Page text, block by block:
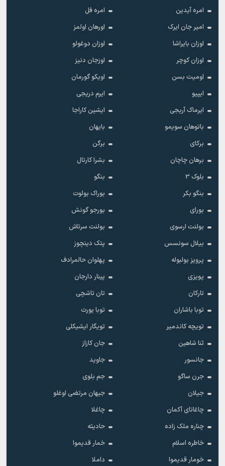
امره آیدین
امره فل
امیر جان ایرک
اورهان اولمز
اوزان بایراشا
اوزان دوغولو
اوزان کوچر
اوزجان دنیز
اومیت بسن
اویکو گورمان
ایپیو
ایرم دریجی
ایرماک آریجی
ایشین کاراجا
باتوهان سویمو
بایهان
برکای
برگن
برهان چاچان
بشرا کارتال
بلوک 3
بنگو
بنگو بکر
بوراک بولوت
بورای
بورجو گونش
بولنت ارسوی
بولنت سرتاش
بیلال سونسس
پتک دینچوز
پرویز بولبوله
پهلوان حالمرادف
پویزی
پینار دارجان
تارکان
تان تاشچی
توبا باشاران
توبا یورت
تویچه کاندمیر
تویگار ایشیکلی
ثنا شاهین
جان کازاز
جانسور
جاوید
جرن ساگو
جم بلوی
جیلان
جیهان مرتضی اوغلو
چاغاتای آکمان
چاغلا
چناره ملک زاده
حادیثه
خاطره اسلام
خمار قدیموا
خومار قدیموا
داملا